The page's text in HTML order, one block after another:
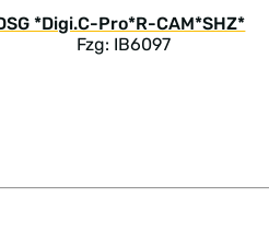
Fzg: IB6097